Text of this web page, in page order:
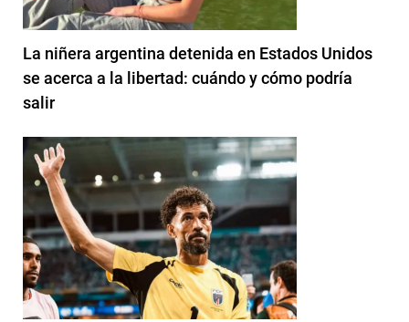
La niñera argentina detenida en Estados Unidos
se acerca a la libertad: cuándo y cómo podría
salir